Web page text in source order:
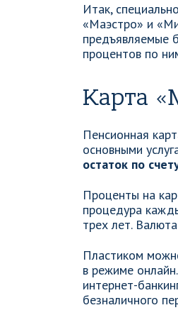
Итак,
«Маэстро» и
предъявляемые
процентов по
Карта
Пенсионная
основными
остаток по
Проценты на
процедура
трех лет.
Пластиком
в режиме
интернет-
безналичного